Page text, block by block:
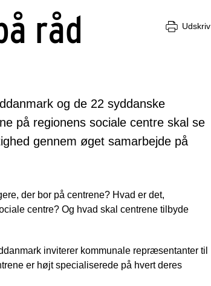
råd Udskriv
og de 22 syddanske
på regionens sociale centre skal se
gennem øget samarbejde på
der bor på centrene? Hvad er det,
centre? Og hvad skal centrene tilbyde
inviterer kommunale repræsentanter til
er højt specialiserede på hvert deres